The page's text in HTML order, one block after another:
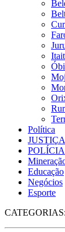
Política
JUSTIÇA
POLÍCIA
Educação
Negócios
Esporte
CATEGORIAS: